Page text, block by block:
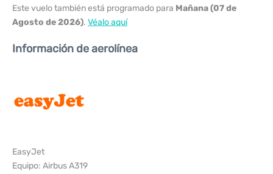
Este vuelo también está programado para Mañana (07 de
Agosto de 2026). Véalo aquí
Información de aerolínea
EasyJet
Equipo: Airbus A319